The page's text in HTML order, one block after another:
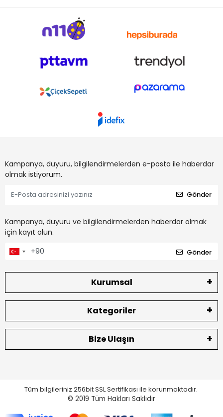
Kampanya, duyuru, bilgilendirmelerden e-posta ile haberdar
olmak istiyorum.
Gönder
Kampanya, duyuru ve bilgilendirmelerden haberdar olmak
için kayıt olun.
Gönder
Kurumsal
Kategoriler
Bize Ulaşın
Tüm bilgileriniz 256bit SSL Sertifikası ile korunmaktadır.
© 2019 Tüm Hakları Saklıdır